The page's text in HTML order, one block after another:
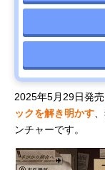
2025年5月29日発売
ックを解き明かす
ンチャーです。